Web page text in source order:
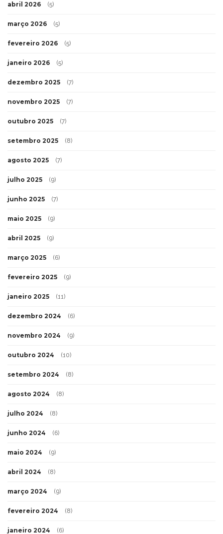
abril 2026 (5)
março 2026 (5)
fevereiro 2026 (5)
janeiro 2026 (5)
dezembro 2025 (7)
novembro 2025 (7)
outubro 2025 (7)
setembro 2025 (8)
agosto 2025 (7)
julho 2025 (9)
junho 2025 (7)
maio 2025 (9)
abril 2025 (9)
março 2025 (6)
fevereiro 2025 (9)
janeiro 2025 (11)
dezembro 2024 (6)
novembro 2024 (9)
outubro 2024 (10)
setembro 2024 (8)
agosto 2024 (8)
julho 2024 (8)
junho 2024 (6)
maio 2024 (9)
abril 2024 (8)
março 2024 (9)
fevereiro 2024 (8)
janeiro 2024 (6)